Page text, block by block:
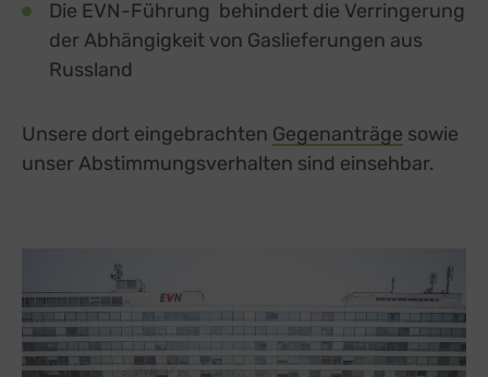
Die EVN-Führung behindert die Verringerung
der Abhängigkeit von Gaslieferungen aus
Russland
Unsere dort eingebrachten Gegenanträge sowie
unser Abstimmungsverhalten sind einsehbar.